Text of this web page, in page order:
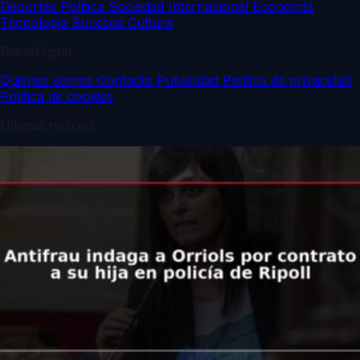
Deportes Política Sociedad Internacional Economía
Tecnología Sucesos Cultura
Quiénes somos Contacto Publicidad Política de privacidad
Política de cookies